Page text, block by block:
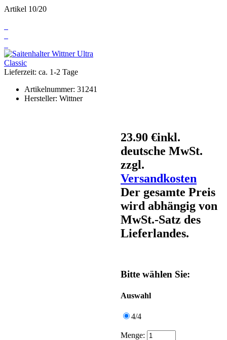
Artikel 10/20
Lieferzeit: ca. 1-2 Tage
Artikelnummer: 31241
Hersteller: Wittner
23.90 €inkl.
deutsche MwSt.
zzgl.
Versandkosten
Der gesamte Preis
wird abhängig von
MwSt.-Satz des
Lieferlandes.
Bitte wählen Sie:
Auswahl
4/4
Menge: